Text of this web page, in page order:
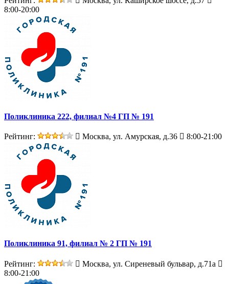
8:00-20:00
Поликлиника 222, филиал №4 ГП № 191
Рейтинг: Москва, ул. Амурская, д.36 8:00-21:00
Поликлиника 91, филиал № 2 ГП № 191
Рейтинг:
Москва, ул. Сиреневый бульвар, д.71а
8:00-21:00